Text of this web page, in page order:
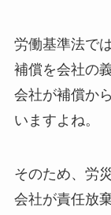
労働基準法で
補償を会社の
会社が補償か
いますよね。
そのため、労
会社が責任放